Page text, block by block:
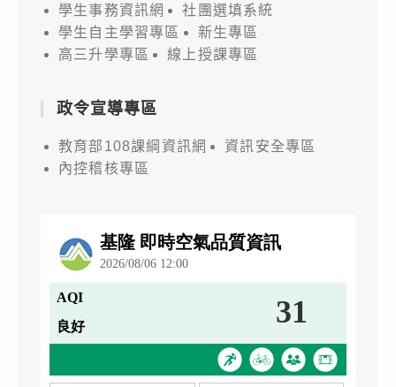
學生事務資訊網
社團選填系統
學生自主學習專區
新生專區
高三升學專區
線上授課專區
政令宣導專區
教育部108課綱資訊網
資訊安全專區
內控稽核專區